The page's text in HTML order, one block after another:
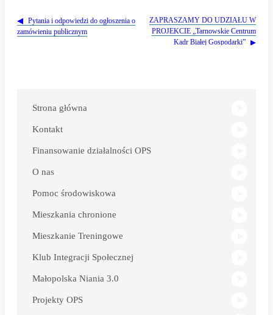
wpisu
Pytania i odpowiedzi do ogłoszenia o
zamówieniu publicznym
ZAPRASZAMY DO UDZIAŁU W
PROJEKCIE „Tarnowskie Centrum
Kadr Białej Gospodarki”
nowym
oknie
Strona główna
Kontakt
Finansowanie działalności OPS
O nas
Pomoc środowiskowa
Mieszkania chronione
Mieszkanie Treningowe
Klub Integracji Społecznej
Małopolska Niania 3.0
Projekty OPS